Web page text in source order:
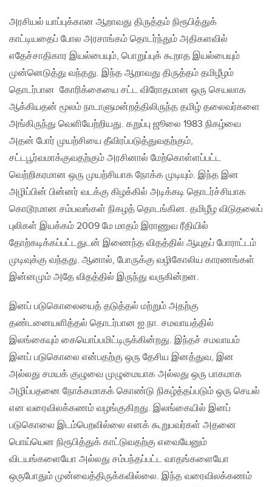
அரசியல் யாப்புக்கான ஆறாவது திருத்தம் நிரூபித்துக்
காட்டியதைப் போல அரசாங்கம் தொடர்ந்தும் அதிகளவில்
எதேச்சாதிகார இயல்பையும், பொறுப்புக் கூறாத இயல்பையும்
முன்னெடுத்து வந்தது. இந்த ஆறாவது திருத்தம் தமிழீழம்
தொடர்பான கோரிக்கையை சட்ட விரோதமான ஒரு செயலாக
ஆக்கியதன் மூலம் நாடாளுமன்றத்திலிருந்த தமிழ் தலைவர்களை
அங்கிருந்து வெளியேற்றியது. கறுப்பு ஜூலை 1983 நிகழ்வை
அதன் போர் முயற்சியை தீவிரப்படுத்துவதற்கும்,
சட்டபூர்வமாக்குவதற்கும் அரசினால் மேற்கொள்ளப்பட்ட
வெற்றிகரமான ஒரு முயற்சியாக நோக்க முடியும். இந்த இன
அழிப்பின் பின்னர் வடக்கு கிழக்கில் அடிக்கடி தொடர்ச்சியாக
கொடூரமான சம்பவங்கள் நிகழத் தொடங்கின. தமிழீழ விடுதலைப்
புலிகள் இயக்கம் 2009 மே மாதம் இராணுவ ரீதியில்
தோற்கடிக்கப்பட்டதுடன் இணைந்த விதத்தில் ஆயுதப் போராட்டம்
முடிவுக்கு வந்தது. ஆனால், போருக்கு வழிகோலிய காரணங்கள்
இன்னமும் அதே விதத்தில் இருந்து வருகின்றன.
இனப் படுகொலையைத் தடுத்தல் மற்றும் அதற்கு
தண்டனையளித்தல் தொடர்பான ஐ.நா. சமவாயத்தில்
இலங்கையும் கையொப்பமிட்டிருக்கின்றது. இந்தச் சமவாயம்
இனப் படுகொலை என்பதற்கு ஒரு தேசிய இனத்துவ, இன
அல்லது சமயக் குழுவை முழுமையாக அல்லது ஒரு பாகமாக
அழிப்பதனை நோக்கமாகக் கொண்டு நிகழ்த்தப்படும் ஒரு செயல்
என வரைவிலக்கணம் வழங்குகிறது. இலங்கையில் இனப்
படுகொலை இடம்பெறவில்லை எனக் கூறுபவர்கள் அதனை
பொய்யென நிரூபித்துக் காட்டுவதற்கு எவையேனும்
விடயங்களையோ அல்லது சம்பந்தப்பட்ட வாதங்களையோ
ஒருபோதும் முன்வைத்திருக்கவில்லை. இந்த வரைவிலக்கணம்